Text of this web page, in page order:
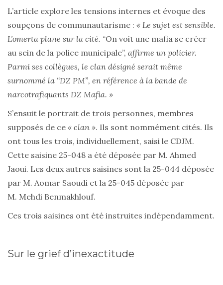
L’article explore les tensions internes et évoque des
soupçons de communautarisme : « Le sujet est sensible.
L’omerta plane sur la cité. “On voit une mafia se créer
au sein de la police municipale”, affirme un policier.
Parmi ses collègues, le clan désigné serait même
surnommé la “DZ PM”, en référence à la bande de
narcotrafiquants DZ Mafia. »
S’ensuit le portrait de trois personnes, membres
supposés de ce « clan ». Ils sont nommément cités. Ils
ont tous les trois, individuellement, saisi le CDJM.
Cette saisine 25-048 a été déposée par M. Ahmed
Jaoui. Les deux autres saisines sont la 25-044 déposée
par M. Aomar Saoudi et la 25-045 déposée par
M. Mehdi Benmakhlouf.
Ces trois saisines ont été instruites indépendamment.
Sur le grief d’inexactitude